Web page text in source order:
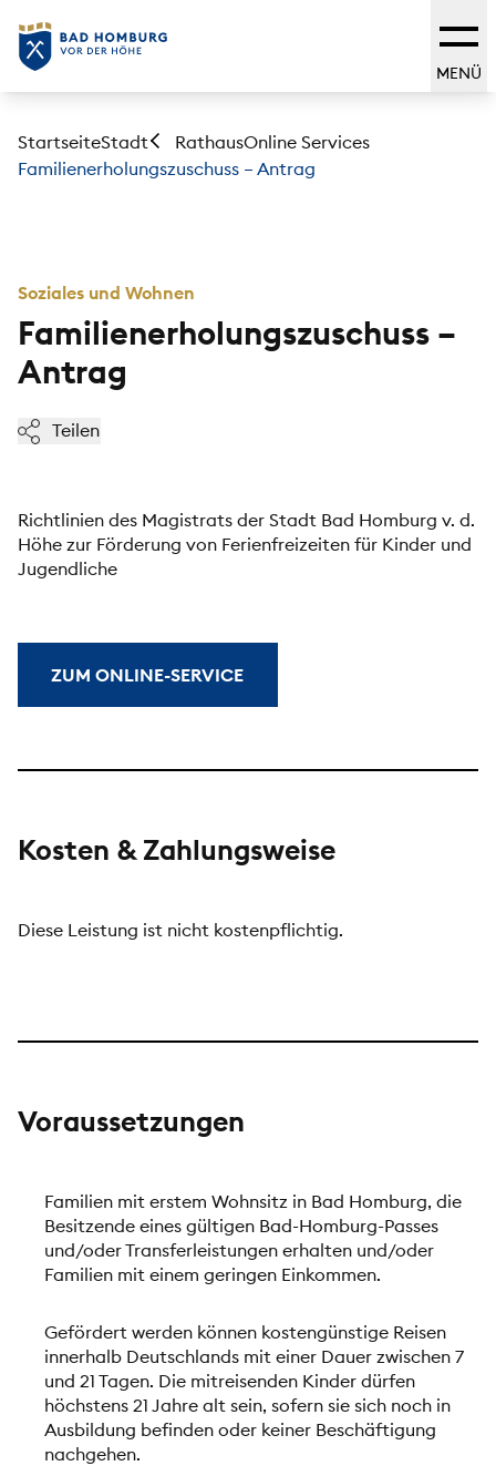
MENÜ
StartseiteStadt RathausOnline Services
Familienerholungszuschuss – Antrag
Soziales und Wohnen
Familienerholungszuschuss –
Antrag
Teilen
Richtlinien des Magistrats der Stadt Bad Homburg v. d.
Höhe zur Förderung von Ferienfreizeiten für Kinder und
Jugendliche
ZUM ONLINE-SERVICE
Kosten & Zahlungsweise
Diese Leistung ist nicht kostenpflichtig.
Voraussetzungen
Familien mit erstem Wohnsitz in Bad Homburg, die
Besitzende eines gültigen Bad-Homburg-Passes
und/oder Transferleistungen erhalten und/oder
Familien mit einem geringen Einkommen.
Gefördert werden können kostengünstige Reisen
innerhalb Deutschlands mit einer Dauer zwischen 7
und 21 Tagen. Die mitreisenden Kinder dürfen
höchstens 21 Jahre alt sein, sofern sie sich noch in
Ausbildung befinden oder keiner Beschäftigung
nachgehen.